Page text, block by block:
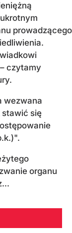
prowadzącego
czytamy
wezwana
stawić się
organu